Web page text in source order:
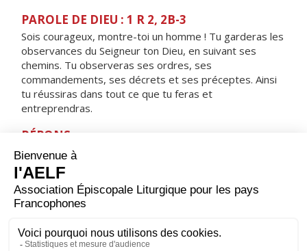
PAROLE DE DIEU : 1 R 2, 2B-3
Sois courageux, montre-toi un homme ! Tu garderas les
observances du Seigneur ton Dieu, en suivant ses
chemins. Tu observeras ses ordres, ses
commandements, ses décrets et ses préceptes. Ainsi
tu réussiras dans tout ce que tu feras et
entreprendras.
RÉPONS
V/Guide-moi, Seigneur, sur la voie de tes volontés,
ta loi fais mon plaisir.
ORAISON
Seigneur, foyer brûlant de charité, accorde-nous une
que tout et d’aimer nos frères à cause de toi. Par Jésus,